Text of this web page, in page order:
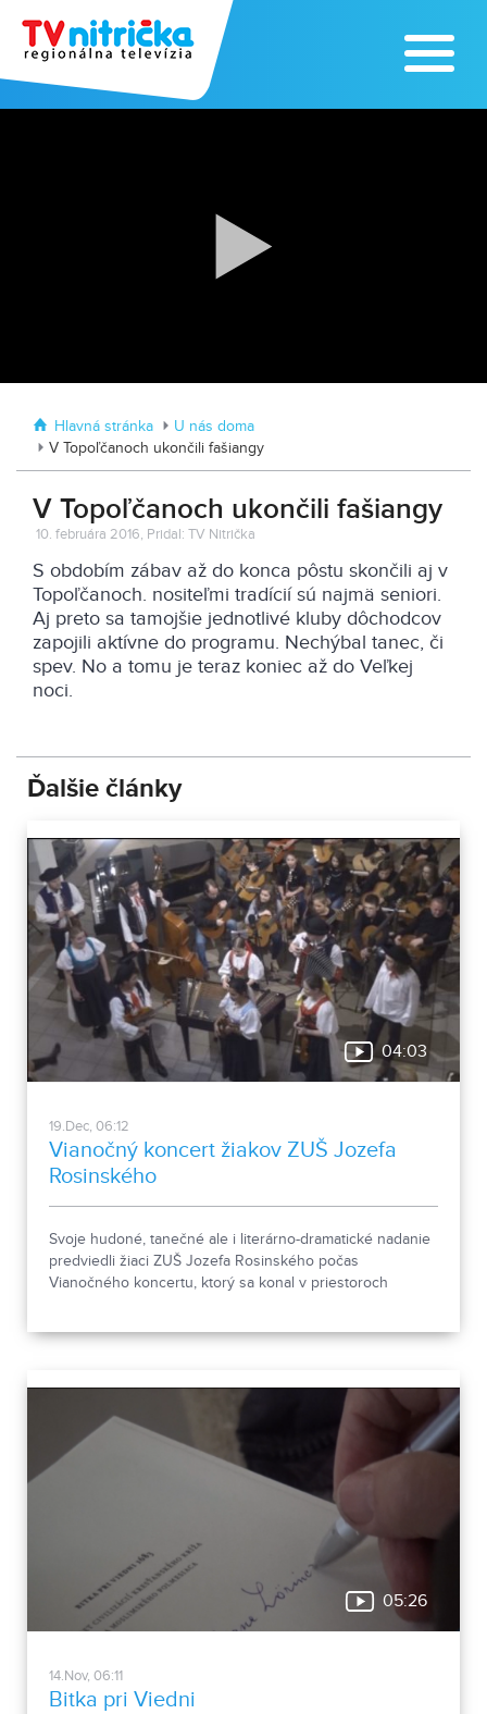
Tvrdošovciach
Hlavná stránka
U nás doma
V Topoľčanoch ukončili fašiangy
V Topoľčanoch ukončili fašiangy
10. februára 2016, Pridal: TV Nitrička
S obdobím zábav až do konca pôstu skončili aj v
Topoľčanoch. nositeľmi tradícií sú najmä seniori.
Aj preto sa tamojšie jednotlivé kluby dôchodcov
zapojili aktívne do programu. Nechýbal tanec, či
spev. No a tomu je teraz koniec až do Veľkej
noci.
Ďalšie články
04:03
19.Dec, 06:12
Vianočný koncert žiakov ZUŠ Jozefa
Rosinského
Svoje hudoné, tanečné ale i literárno-dramatické nadanie
predviedli žiaci ZUŠ Jozefa Rosinského počas
Vianočného koncertu, ktorý sa konal v priestoroch
05:26
14.Nov, 06:11
Bitka pri Viedni